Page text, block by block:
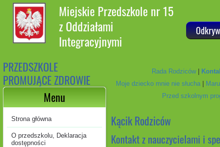
Miejskie Przedszkole nr 15
z Oddziałami
Integracyjnymi
PRZEDSZKOLE
PROMUJĄCE ZDROWIE
Menu
Strona główna
O przedszkolu, Deklaracja
dostępności
Rada Rodziców|
Moje dziecko mnie nie słucha
Przed szkolnym
Kącik Rodziców
Kontakt z nauczycielami i